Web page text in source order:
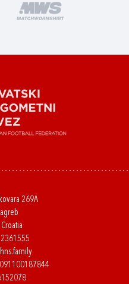
269A